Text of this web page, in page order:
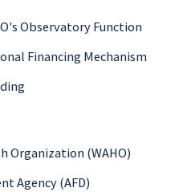
Observatory Function
Financing Mechanism
Organization (WAHO)
Agency (AFD)